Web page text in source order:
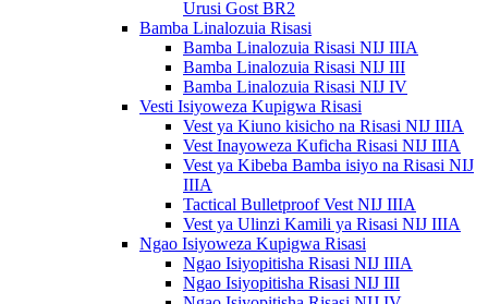
Urusi Gost BR2
Bamba Linalozuia Risasi
Bamba Linalozuia Risasi NIJ IIIA
Bamba Linalozuia Risasi NIJ III
Bamba Linalozuia Risasi NIJ IV
Vesti Isiyoweza Kupigwa Risasi
Vest ya Kiuno kisicho na Risasi NIJ IIIA
Vest Inayoweza Kuficha Risasi NIJ IIIA
Vest ya Kibeba Bamba isiyo na Risasi NIJ
IIIA
Tactical Bulletproof Vest NIJ IIIA
Vest ya Ulinzi Kamili ya Risasi NIJ IIIA
Ngao Isiyoweza Kupigwa Risasi
Ngao Isiyopitisha Risasi NIJ IIIA
Ngao Isiyopitisha Risasi NIJ III